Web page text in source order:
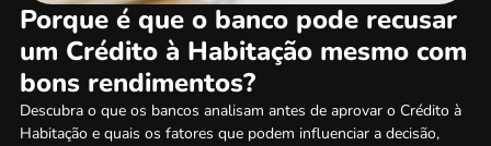
Porque é que o banco pode recusar
um Crédito à Habitação mesmo com
bons rendimentos?
Descubra o que os bancos analisam antes de aprovar o Crédito à
Habitação e quais os fatores que podem influenciar a decisão,